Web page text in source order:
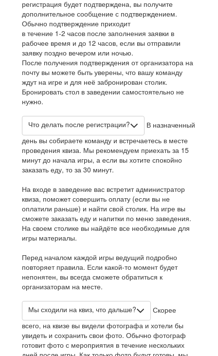
регистрация будет подтверждена, вы получите
дополнительное сообщение с подтверждением.
Обычно подтверждение приходит
в течение 1-2 часов после заполнения заявки в
рабочее время и до 12 часов, если вы отправили
заявку поздно вечером или ночью.
После получения подтверждения от организатора на
почту вы можете быть уверены, что вашу команду
ждут на игре и для неё забронирован столик.
Бронировать стол в заведении самостоятельно не
нужно.
Что делать после регистрации?
В назначенный
день вы собираете команду и встречаетесь в месте
проведения квиза. Мы рекомендуем приехать за 15
минут до начала игры, а если вы хотите спокойно
заказать еду, то за 30 минут.
На входе в заведение вас встретит администратор
квиза, поможет совершить оплату (если вы не
оплатили раньше) и найти свой столик. На игре вы
сможете заказать еду и напитки по меню заведения.
На своем столике вы найдёте все необходимые для
игры материалы.
Перед началом каждой игры ведущий подробно
повторяет правила. Если какой-то момент будет
непонятен, вы всегда сможете обратиться к
организаторам на месте.
Мы сходили на квиз, что дальше?
Скорее
всего, на квизе вы видели фотографа и хотели бы
увидеть и сохранить свои фото. Обычно фотограф
готовит фото с мероприятия в течение нескольких